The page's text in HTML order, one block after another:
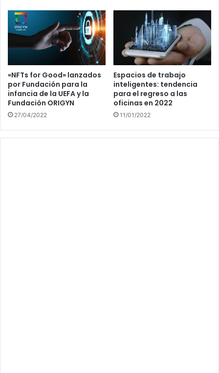
«NFTs for Good» lanzados
por Fundación para la
infancia de la UEFA y la
Fundación ORIGYN
27/04/2022
Espacios de trabajo
inteligentes: tendencia
para el regreso a las
oficinas en 2022
11/01/2022